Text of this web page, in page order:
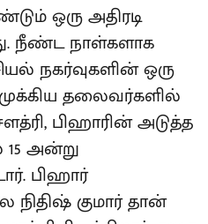
ஒரு அதிரடி
நீண்ட நாள்களாக
நகர்வுகளின் ஒரு
தலைவர்களில்
பிஹாரின் அடுத்த
அன்று
பிஹார்
குமார் தான்